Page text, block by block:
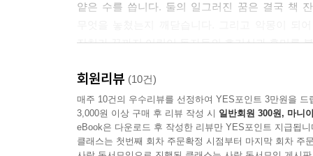
얕은 수를 씁니다. 둘의 일그러진 꿈은 결국 책
잔치가 끝까지 어린이 독자들의 호기심과 흥미를
회원리뷰 (10건)
매주 10건의 우수리뷰를 선정하여 YES포인트 3만원을 드
3,000원 이상 구매 후 리뷰 작성 시 일반회원 300원, 마니
eBook은 다운로드 후 작성한 리뷰만 YES포인트 지급됩니
클래스는 첫번째 회차 주문확정 시점부터 마지막 회차 주